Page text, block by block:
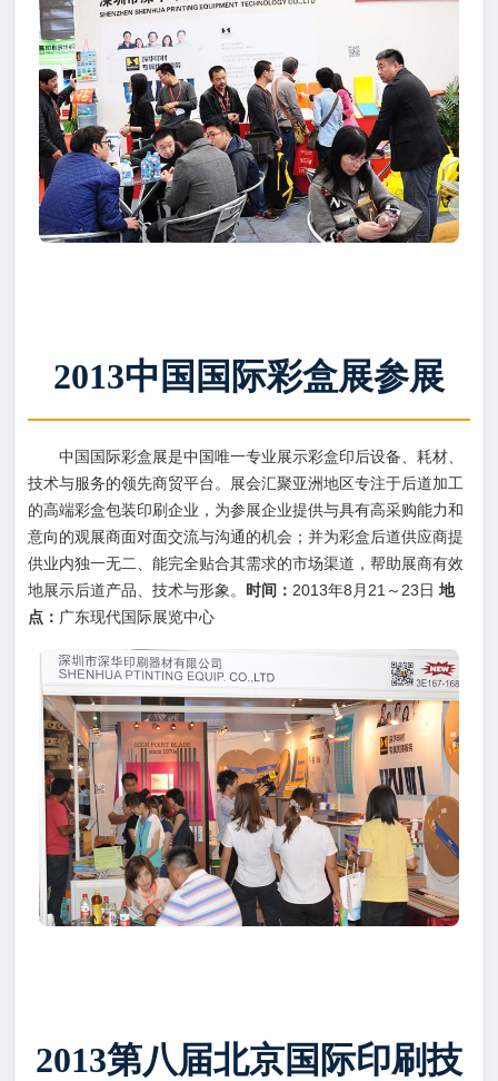
2013中国国际彩盒展参展
中国国际彩盒展是中国唯一专业展示彩盒印后设备、耗材、
技术与服务的领先商贸平台。展会汇聚亚洲地区专注于后道加工
的高端彩盒包装印刷企业，为参展企业提供与具有高采购能力和
意向的观展商面对面交流与沟通的机会；并为彩盒后道供应商提
供业内独一无二、能完全贴合其需求的市场渠道，帮助展商有效
地展示后道产品、技术与形象。 时间： 2013年8月21～23日 地
点： 广东现代国际展览中心
2013第八届北京国际印刷技